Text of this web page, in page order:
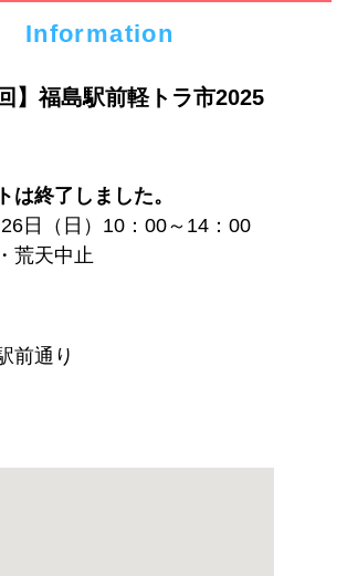
Information
】福島駅前軽トラ市2025
終了しました。
日（日）10：00～14：00
荒天中止
前通り